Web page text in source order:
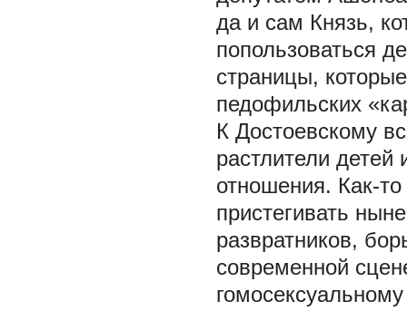
да и сам Князь,
попользоваться
страницы,
педофильских
К Достоевскому
растлители
отношения. Как-
пристегивать
развратников,
современной